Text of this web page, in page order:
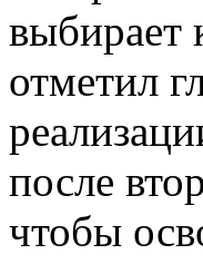
выбирает
отметил
после
чтобы